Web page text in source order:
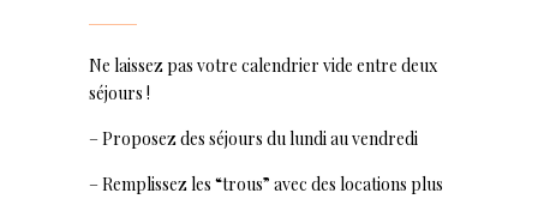
Ne laissez pas votre calendrier vide entre deux
séjours !
– Proposez des séjours du lundi au vendredi
– Remplissez les “trous” avec des locations plus